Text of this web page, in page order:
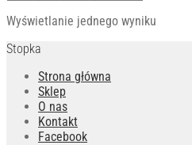
Wyświetlanie jednego wyniku
Stopka
Strona główna
Sklep
O nas
Kontakt
Facebook